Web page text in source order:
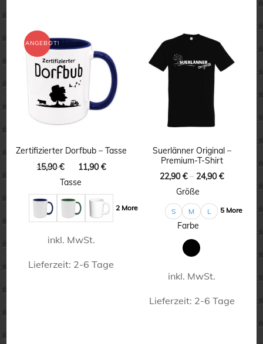
weist
mehrere
Varianten
auf.
Die
können
auf
der
Produktseite
gewählt
werden
weist
mehrere
Varianten
Optionen
können
auf
der
Produktseite
gewählt
werden
ANGEBOT!
Zertifizierter Dorfbub – Tasse
15,90€
Ursprünglicher
Preis
15,90 €
11,90€
11,90 €.
Tasse
2 More
inkl. MwSt.
Lieferzeit: 2-6 Tage
Suerlänner Original –
Premium-T-Shirt
22,90€– 24,90€
Größe
S M L 5 More
Farbe
inkl. MwSt.
Lieferzeit: 2-6 Tage